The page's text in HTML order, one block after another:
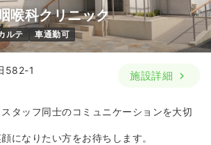
喉科クリニック
ルテ 車通勤可
582-1
施設詳細
タッフ同士のコミュニケーションを大切
になりたい方をお待ちします。